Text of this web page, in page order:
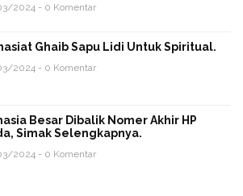
2024 - 0 Komentar
Ghaib Sapu Lidi Untuk Spiritual.
2024 - 0 Komentar
Besar Dibalik Nomer Akhir HP
Simak Selengkapnya.
2024 - 0 Komentar